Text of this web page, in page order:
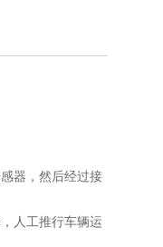
器，然后经过接
人工推行车辆运